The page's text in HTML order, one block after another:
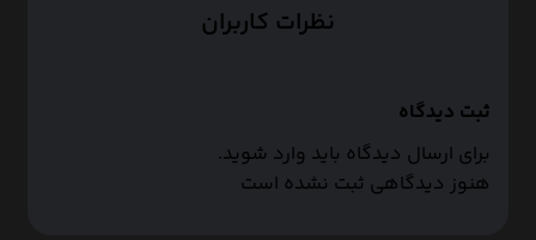
نظرات کاربران
ثبت دیدگاه
برای ارسال دیدگاه باید وارد شوید.
هنوز دیدگاهی ثبت نشده است